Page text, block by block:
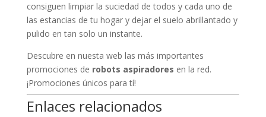
consiguen limpiar la suciedad de todos y cada uno de
las estancias de tu hogar y dejar el suelo abrillantado y
pulido en tan solo un instante.
Descubre en nuesta web las más importantes
promociones de robots aspiradores en la red.
¡Promociones únicos para tí!
Enlaces relacionados